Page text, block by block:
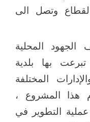
وتصل الى
الجهود المحلية
بها بلدية
المختلفة
هذا المشروع ،
التطوير في